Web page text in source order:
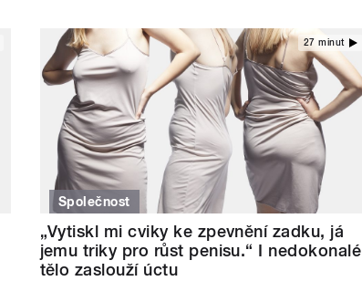
27 minut
Společnost
„Vytiskl mi cviky ke zpevnění zadku, já
jemu triky pro růst penisu.“ I nedokonalé
tělo zaslouží úctu